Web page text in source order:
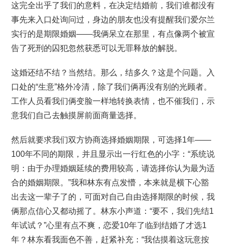
这完全出乎了我们的意料，在决定结婚前，我们谁都没有
事先来入口处询问过，身边的朋友也没有提醒我们爱尔兰
实行的是期限婚姻——我俩呆立在那里，有点像两个被宣
告了死刑的囚犯忽然获悉可以无罪释放的解脱。
这婚还结不结？当然结。那么，结多久？这是个问题。入
口处的“生意”格外冷清，除了我们俩再没有别的光顾者。
工作人员看我们俩变脸一样地转换表情，也不催我们，示
意我们自己去触摸屏前面商量选择。
然后就要求我们双方协商选择婚姻期限，可选择1年——
100年不同的期限，并且显示出一行红色的小字：“系统说
明：由于办理婚姻延续的费用较高，请选择你认为最为适
合的婚姻期限。”我和林东有点发懵，本来就是横下心豁
出去这一辈子了的，可面对自己自由选择期限的时候，我
俩那点信心又都动摇了。林东小声道：“要不，我们先结1
年试试？”心里有点不爽，恋爱10年了临到结婚了才选1
年？林东看我面色不善，赶紧补充：“我估摸着这玩意按